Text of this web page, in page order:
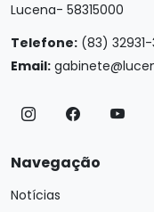
Lucena- 58315000
Telefone: (83)
Email:
Navegação
Notícias